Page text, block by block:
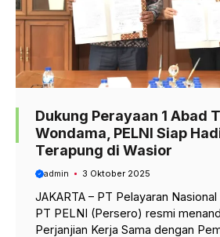
Dukung Perayaan 1 Abad
Wondama, PELNI Siap
Terapung di Wasior
admin 3 Oktober 2025
JAKARTA – PT Pelayaran
PT PELNI (Persero) resmi
Perjanjian Kerja Sama dengan